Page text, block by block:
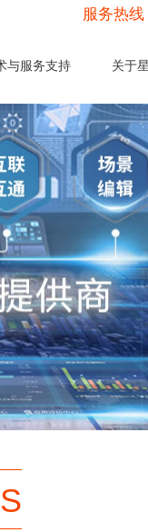
服务热线
与服务支持 关于